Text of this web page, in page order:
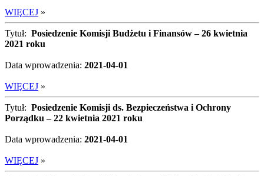
WIĘCEJ »
Tytuł: Posiedzenie Komisji Budżetu i Finansów – 26 kwietnia
2021 roku
Data wprowadzenia: 2021-04-01
WIĘCEJ »
Tytuł: Posiedzenie Komisji ds. Bezpieczeństwa i Ochrony
Porządku – 22 kwietnia 2021 roku
Data wprowadzenia: 2021-04-01
WIĘCEJ »